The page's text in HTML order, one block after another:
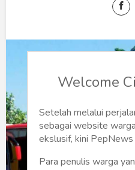
Gaya
Wanita
Welcome
Setelah melalui
sebagai website
ekslusif, kini
Para penulis warga